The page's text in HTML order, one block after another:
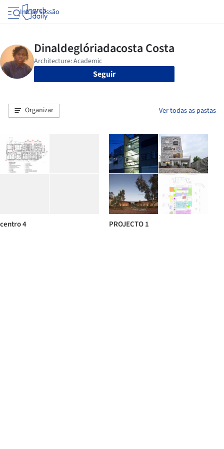
Iniciar sessão
Seguir
Organizar Ver todas as pastas
centro 4 PROJECTO 1